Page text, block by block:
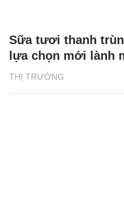
THỊ TRƯỜNG
Sữa tươi thanh
lựa chọn mới lành